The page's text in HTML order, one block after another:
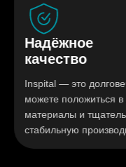
— это долговечные
положиться в любое
и тщательное
производительность.